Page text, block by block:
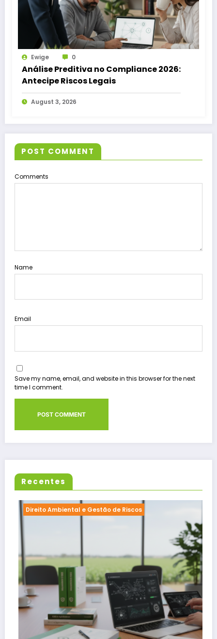
Ewige 0
Análise Preditiva no Compliance 2026:
Antecipe Riscos Legais
August 3, 2026
POST COMMENT
Comments
Name
Email
Save my name, email, and website in this browser for the next
time I comment.
Recentes
Direito Ambiental e Gestão de Riscos